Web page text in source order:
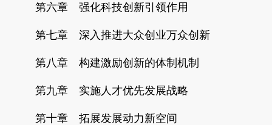
第六章 强化科技创新引领作用
第七章 深入推进大众创业万众创新
第八章 构建激励创新的体制机制
第九章 实施人才优先发展战略
第十章 拓展发展动力新空间